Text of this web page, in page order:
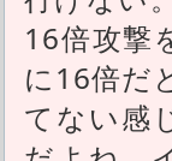
16倍攻撃
に16倍だ
てない感